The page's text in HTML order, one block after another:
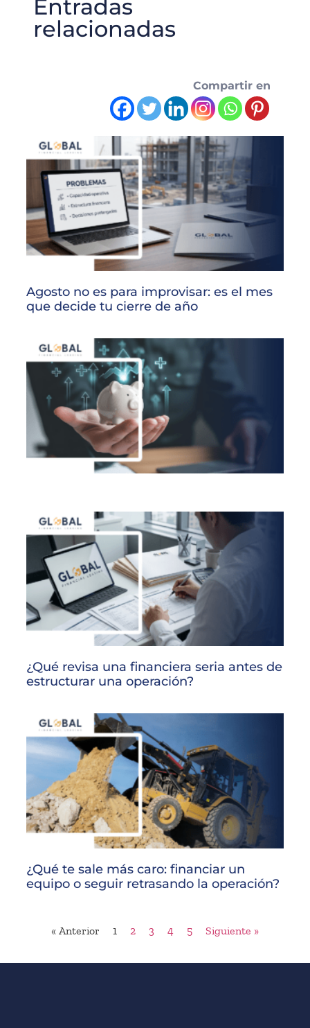
Entradas
relacionadas
Compartir en
Agosto no es para improvisar: es el mes
que decide tu cierre de año
¿Qué revisa una financiera seria antes de
estructurar una operación?
¿Qué te sale más caro: financiar un
equipo o seguir retrasando la operación?
« Anterior 1 2 3 4 5 Siguiente »